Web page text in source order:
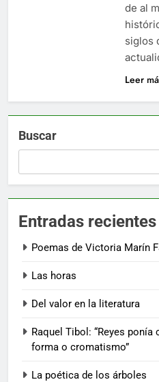
de al
siglos
Leer
Buscar
Entradas recientes
Poemas de Victoria Marín
Las horas
Del valor en la literatura
Raquel Tibol: “Reyes
forma o cromatismo”
La poética de los árboles